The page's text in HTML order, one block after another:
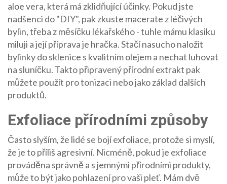
aloe vera, která má zklidňující účinky. Pokud jste
nadšenci do "DIY", pak zkuste macerate z léčivých
bylin, třeba z měsíčku lékařského - tuhle mámu klasiku
miluji a její příprava je hračka. Stačí nasucho naložit
bylinky do sklenice s kvalitním olejem a nechat luhovat
na sluníčku. Takto připravený přírodní extrakt pak
můžete použít pro tonizaci nebo jako základ dalších
produktů.
Exfoliace přírodními způsoby
Často slyším, že lidé se bojí exfoliace, protože si myslí,
že je to příliš agresivní. Nicméně, pokud je exfoliace
prováděna správně a s jemnými přírodními produkty,
může to být jako pohlazení pro vaši pleť. Mám dvě